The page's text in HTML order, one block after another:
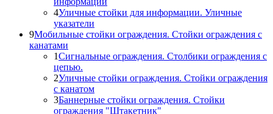
4Уличные стойки для информации. Уличные
указатели
9Мобильные стойки ограждения. Стойки ограждения с
канатами
1Сигнальные ограждения. Столбики ограждения с
цепью.
2Уличные стойки ограждения. Стойки ограждения
с канатом
3Баннерные стойки ограждения. Стойки
ограждения "Штакетник"